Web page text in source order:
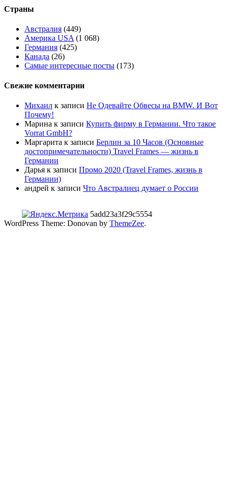
Страны
Австралия (449)
Америка USA (1 068)
Германия (425)
Канада (26)
Самые интересные посты (173)
Свежие комментарии
Михаил к записи Не Одевайте Обвесы на BMW. И Вот
Почему!
Марина к записи Купить фирму в Германии. Что такое
Vorrat GmbH?
Маргарита к записи Берлин за 10 Часов (Основные
достопримечательности) Travel Frames — жизнь в
Германии
Дарья к записи Промо 2020 (Travel Frames, жизнь в
Германии)
андрей к записи Что Австралиец думает о России
5add23a3f29c5554
WordPress Theme: Donovan by ThemeZee.